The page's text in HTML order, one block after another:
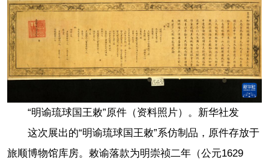
“明谕琉球国王敕”原件（资料照片）。新华社发
这次展出的“明谕琉球国王敕”系仿制品，原件存放于
旅顺博物馆库房。敕谕落款为明崇祯二年（公元1629